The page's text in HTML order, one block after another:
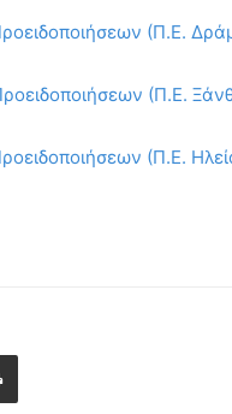
(Π.Ε.
(Π.Ε.
(Π.Ε.